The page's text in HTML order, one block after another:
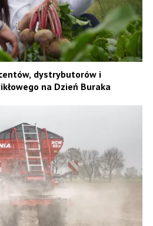
dystrybutorów i
na Dzień Buraka